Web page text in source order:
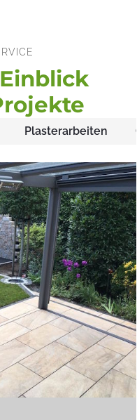
Plasterarbeiten